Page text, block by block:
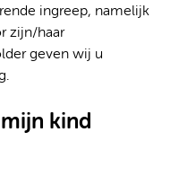
ingreep, namelijk
zijn/haar
geven wij u
kind